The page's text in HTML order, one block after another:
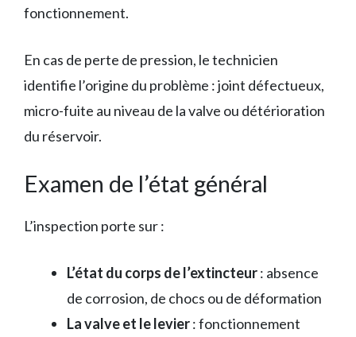
fonctionnement.
En cas de perte de pression, le technicien
identifie l’origine du problème : joint défectueux,
micro-fuite au niveau de la valve ou détérioration
du réservoir.
Examen de l’état général
L’inspection porte sur :
L’état du corps de l’extincteur: absence
de corrosion, de chocs ou de déformation
La valve et le levier: fonctionnement